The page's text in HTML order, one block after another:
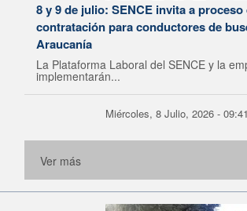
8 y 9 de julio: SENCE invita a proceso
contratación para conductores de
Araucanía
La Plataforma Laboral del SENCE y la
implementarán...
Miércoles, 8 Julio, 2026 - 09:41
Ver más